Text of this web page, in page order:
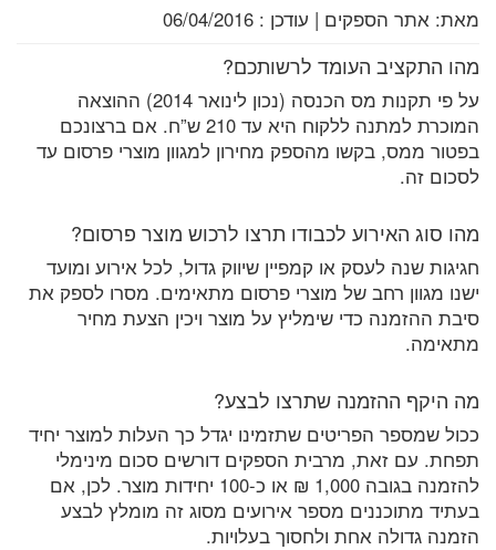
מאת: אתר הספקים | עודכן : 06/04/2016
מהו התקציב העומד לרשותכם?
על פי תקנות מס הכנסה (נכון לינואר 2014) ההוצאה
המוכרת למתנה ללקוח היא עד 210 ש”ח. אם ברצונכם
בפטור ממס, בקשו מהספק מחירון למגוון מוצרי פרסום עד
לסכום זה.
מהו סוג האירוע לכבודו תרצו לרכוש מוצר פרסום?
חגיגות שנה לעסק או קמפיין שיווק גדול, לכל אירוע ומועד
ישנו מגוון רחב של מוצרי פרסום מתאימים. מסרו לספק את
סיבת ההזמנה כדי שימליץ על מוצר ויכין הצעת מחיר
מתאימה.
מה היקף ההזמנה שתרצו לבצע?
ככול שמספר הפריטים שתזמינו יגדל כך העלות למוצר יחיד
תפחת. עם זאת, מרבית הספקים דורשים סכום מינימלי
להזמנה בגובה 1,000 ₪ או כ-100 יחידות מוצר. לכן, אם
בעתיד מתוכננים מספר אירועים מסוג זה מומלץ לבצע
הזמנה גדולה אחת ולחסוך בעלויות.